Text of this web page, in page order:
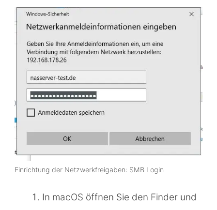
Einrichtung der Netzwerkfreigaben: SMB Login
In macOS öffnen Sie den Finder und